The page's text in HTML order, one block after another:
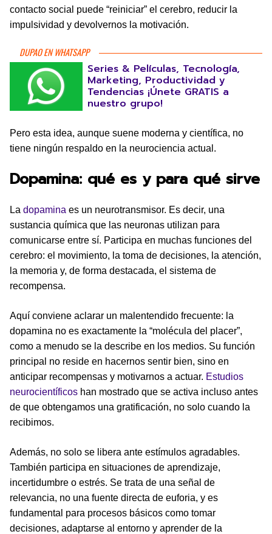
contacto social puede “reiniciar” el cerebro, reducir la
impulsividad y devolvernos la motivación.
DUPAO EN WHATSAPP
Series & Películas, Tecnología,
Marketing, Productividad y
Tendencias ¡Únete GRATIS a
nuestro grupo!
Pero esta idea, aunque suene moderna y científica, no
tiene ningún respaldo en la neurociencia actual.
Dopamina: qué es y para qué sirve
La dopamina es un neurotransmisor. Es decir, una
sustancia química que las neuronas utilizan para
comunicarse entre sí. Participa en muchas funciones del
cerebro: el movimiento, la toma de decisiones, la atención,
la memoria y, de forma destacada, el sistema de
recompensa.
Aquí conviene aclarar un malentendido frecuente: la
dopamina no es exactamente la “molécula del placer”,
como a menudo se la describe en los medios. Su función
principal no reside en hacernos sentir bien, sino en
anticipar recompensas y motivarnos a actuar. Estudios
neurocientíficos han mostrado que se activa incluso antes
de que obtengamos una gratificación, no solo cuando la
recibimos.
Además, no solo se libera ante estímulos agradables.
También participa en situaciones de aprendizaje,
incertidumbre o estrés. Se trata de una señal de
relevancia, no una fuente directa de euforia, y es
fundamental para procesos básicos como tomar
decisiones, adaptarse al entorno y aprender de la